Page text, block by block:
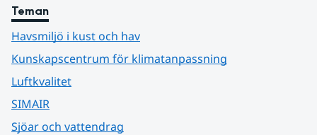
Teman
Havsmiljö i kust och hav
Kunskapscentrum för klimatanpassning
Luftkvalitet
SIMAIR
Sjöar och vattendrag